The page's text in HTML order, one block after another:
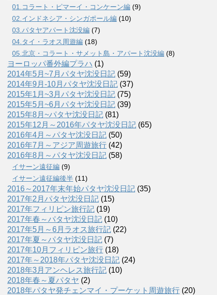
01.コラート・ピマーイ・コンケーン編 (9)
02.インドネシア・シンガポール編 (10)
03.パタヤアパート沈没編 (7)
04.タイ・ラオス周遊編 (18)
05.北京・コラート・サメット島・アパート沈没編 (8)
ヨーロッパ番外編プラハ (1)
2014年5月~7月パタヤ沈没日記 (59)
2014年9月-10月パタヤ沈没日記 (37)
2015年1月~3月パタヤ沈没日記 (75)
2015年5月~6月パタヤ沈没日記 (39)
2015年8月~パタヤ沈没日記 (81)
2015年12月～2016年パタヤ沈没日記 (65)
2016年4月～パタヤ沈没日記 (50)
2016年7月～アジア周遊旅行 (42)
2016年8月～パタヤ沈没日記 (58)
イサーン遠征編 (9)
イサーン遠征編後半 (11)
2016～2017年末年始パタヤ沈没日記 (35)
2017年2月パタヤ沈没日記 (15)
2017年フィリピン旅行記 (19)
2017年春～パタヤ沈没日記 (10)
2017年5月～6月ラオス旅行記 (22)
2017年夏～パタヤ沈没日記 (7)
2017年10月フィリピン旅行 (18)
2017年～2018年パタヤ沈没日記 (24)
2018年3月アンヘレス旅行記 (10)
2018年春～夏パタヤ (2)
2018年パタヤ発チェンマイ・プーケット周遊旅行 (20)